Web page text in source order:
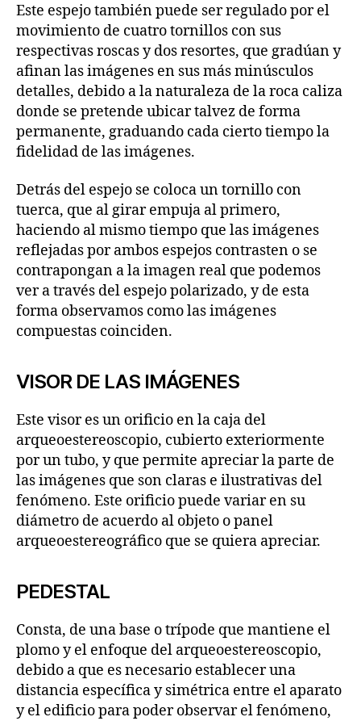
Este espejo también puede ser regulado por el
movimiento de cuatro tornillos con sus
respectivas roscas y dos resortes, que gradúan y
afinan las imágenes en sus más minúsculos
detalles, debido a la naturaleza de la roca caliza
donde se pretende ubicar talvez de forma
permanente, graduando cada cierto tiempo la
fidelidad de las imágenes.
Detrás del espejo se coloca un tornillo con
tuerca, que al girar empuja al primero,
haciendo al mismo tiempo que las imágenes
reflejadas por ambos espejos contrasten o se
contrapongan a la imagen real que podemos
ver a través del espejo polarizado, y de esta
forma observamos como las imágenes
compuestas coinciden.
VISOR DE LAS IMÁGENES
Este visor es un orificio en la caja del
arqueoestereoscopio, cubierto exteriormente
por un tubo, y que permite apreciar la parte de
las imágenes que son claras e ilustrativas del
fenómeno. Este orificio puede variar en su
diámetro de acuerdo al objeto o panel
arqueoestereográfico que se quiera apreciar.
PEDESTAL
Consta, de una base o trípode que mantiene el
plomo y el enfoque del arqueoestereoscopio,
debido a que es necesario establecer una
distancia específica y simétrica entre el aparato
y el edificio para poder observar el fenómeno,